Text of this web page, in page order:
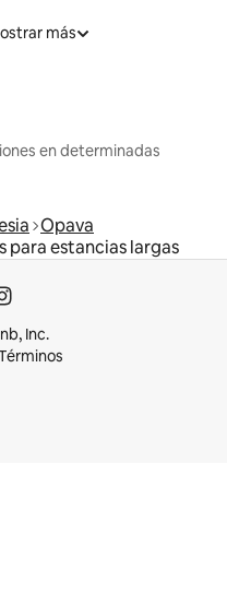
más
en determinadas
Opava
para estancias largas
Inc.